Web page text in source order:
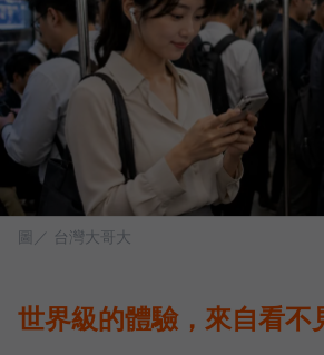
圖／ 台灣大哥大
世界級的體驗，來自看不